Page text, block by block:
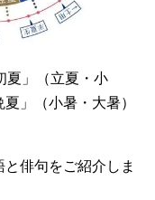
夏」（立夏・小
」（小暑・大暑）
俳句をご紹介しま